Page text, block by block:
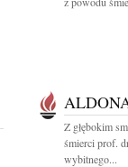
Z głębokim
śmierci prof.
wybitnego...